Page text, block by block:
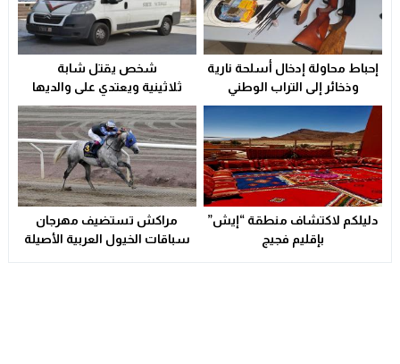
إحباط محاولة إدخال أسلحة نارية
وذخائر إلى التراب الوطني
شخص يقتل شابة
ثلاثينية ويعتدي على والديها
بالسلاح الأبيض
دليلكم لاكتشاف منطقة “إيش”
بإقليم فجيج
مراكش تستضيف مهرجان
سباقات الخيول العربية الأصيلة